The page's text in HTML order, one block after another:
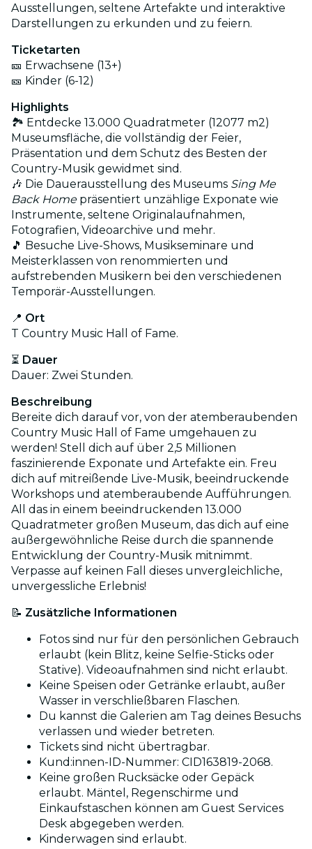
Ausstellungen, seltene Artefakte und interaktive
Darstellungen zu erkunden und zu feiern.
Ticketarten
🎫 Erwachsene (13+)
🎫 Kinder (6-12)
Highlights
🏞️ Entdecke 13.000 Quadratmeter (12077 m2)
Museumsfläche, die vollständig der Feier,
Präsentation und dem Schutz des Besten der
Country-Musik gewidmet sind.
🎶 Die Dauerausstellung des Museums Sing Me
Back Homepräsentiert unzählige Exponate wie
Instrumente, seltene Originalaufnahmen,
Fotografien, Videoarchive und mehr.
🎵 Besuche Live-Shows, Musikseminare und
Meisterklassen von renommierten und
aufstrebenden Musikern bei den verschiedenen
Temporär-Ausstellungen.
📍 Ort
T Country Music Hall of Fame.
⏳ Dauer
Dauer: Zwei Stunden.
Beschreibung
Bereite dich darauf vor, von der atemberaubenden
Country Music Hall of Fame umgehauen zu
werden! Stell dich auf über 2,5 Millionen
faszinierende Exponate und Artefakte ein. Freu
dich auf mitreißende Live-Musik, beeindruckende
Workshops und atemberaubende Aufführungen.
All das in einem beeindruckenden 13.000
Quadratmeter großen Museum, das dich auf eine
außergewöhnliche Reise durch die spannende
Entwicklung der Country-Musik mitnimmt.
Verpasse auf keinen Fall dieses unvergleichliche,
unvergessliche Erlebnis!
📝 Zusätzliche Informationen
Fotos sind nur für den persönlichen Gebrauch
erlaubt (kein Blitz, keine Selfie-Sticks oder
Stative). Videoaufnahmen sind nicht erlaubt.
Keine Speisen oder Getränke erlaubt, außer
Wasser in verschließbaren Flaschen.
Du kannst die Galerien am Tag deines Besuchs
verlassen und wieder betreten.
Tickets sind nicht übertragbar.
Kund:innen-ID-Nummer: CID163819-2068.
Keine großen Rucksäcke oder Gepäck
erlaubt. Mäntel, Regenschirme und
Einkaufstaschen können am Guest Services
Desk abgegeben werden.
Kinderwagen sind erlaubt.